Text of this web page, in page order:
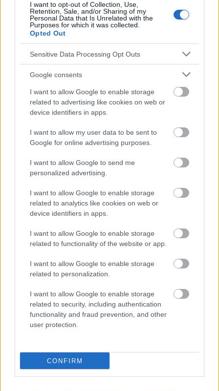
I want to opt-out of Collection, Use,
Retention, Sale, and/or Sharing of my
Personal Data that Is Unrelated with the
Purposes for which it was collected.
Opted Out
Sensitive Data Processing Opt Outs
Google consents
I want to allow Google to enable storage
related to advertising like cookies on web or
device identifiers in apps.
I want to allow my user data to be sent to
Google for online advertising purposes.
I want to allow Google to send me
personalized advertising.
I want to allow Google to enable storage
related to analytics like cookies on web or
device identifiers in apps.
I want to allow Google to enable storage
related to functionality of the website or app.
I want to allow Google to enable storage
related to personalization.
I want to allow Google to enable storage
related to security, including authentication
functionality and fraud prevention, and other
user protection.
CONFIRM
Lee el siguiente texto de la categoría:
DEPRESIÓN
¿Cómo ayuda el running a tratar la
depresión?
24-11-2022, Michał Grabowski
Puedes leer este texto en 3 min.